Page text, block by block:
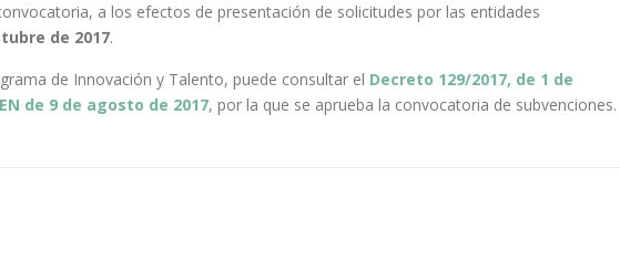
a los efectos de presentación de solicitudes por las entidades
de 2017.
de Innovación y Talento, puede consultar el Decreto 129/2017, de 1 de
de 9 de agosto de 2017, por la que se aprueba la convocatoria de subvenciones.